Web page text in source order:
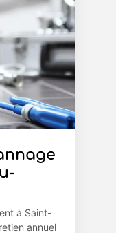
à Saint-
annuel